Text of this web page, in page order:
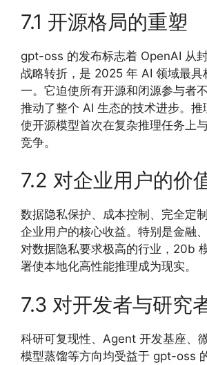
7.1 开源格局的重塑
gpt-oss 的发布标志着 OpenAI 从
战略转折，是 2025 年 AI 领域最具
一。它迫使所有开源和闭源参与者
推动了整个 AI 生态的技术进步。推
使开源模型首次在复杂推理任务上
竞争。
7.2 对企业用户的价
数据隐私保护、成本控制、完全定
企业用户的核心收益。特别是金融
对数据隐私要求极高的行业，20b
署使本地化高性能推理成为现实。
7.3 对开发者与研究
科研可复现性、Agent 开发基座、
模型蒸馏等方向均受益于 gpt-oss